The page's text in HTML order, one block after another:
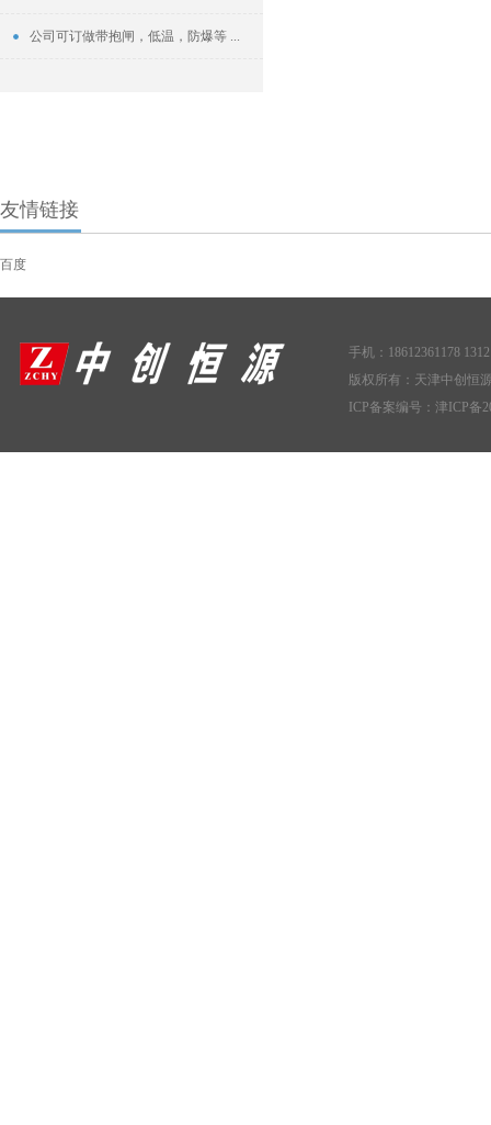
公司可订做带抱闸，低温，防爆等 ...
友情链接
百度
手机：18612361178
版权所有：天津中创
ICP备案编号： 津ICP备